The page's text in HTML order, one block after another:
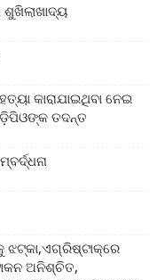
କାରାଯାଇଥିବା ନେଇ
ତଦନ୍ତ
ଝଟ୍‌କା,ଏଗ୍ରିଷ୍ଟାକ୍‌ରେ
ଅନିଶ୍ଚିତ,